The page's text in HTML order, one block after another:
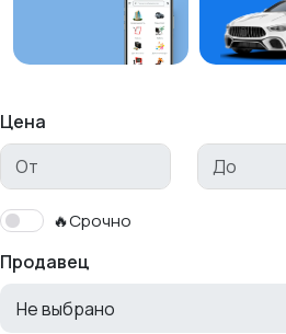
Цена
🔥Срочно
Продавец
Не выбрано